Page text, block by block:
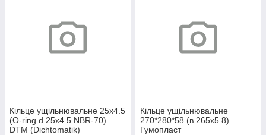
Кільце ущільнювальне 25х4.5
(O-ring d 25х4.5 NBR-70)
DTM (Dichtomatik)
Кільце ущільнювальне
270*280*58 (в.265х5.8)
Гумопласт